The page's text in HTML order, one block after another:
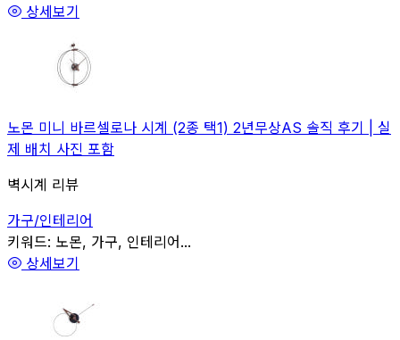
상세보기
노몬 미니 바르셀로나 시계 (2종 택1) 2년무상AS 솔직 후기 | 실
제 배치 사진 포함
벽시계 리뷰
가구/인테리어
관련
키워드: 노몬, 가구, 인테리어...
상세보기